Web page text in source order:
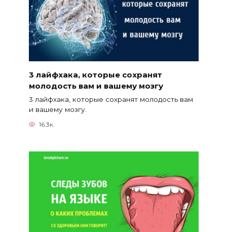
3 лайфхака, которые сохранят
молодость вам и вашему мозгу
3 лайфхака, которые сохранят молодость вам
и вашему мозгу.
16.3к.